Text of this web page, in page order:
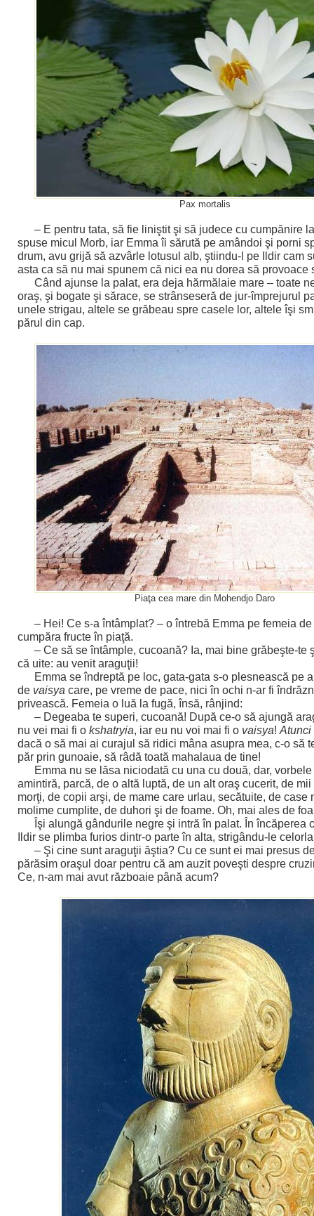
Pax mortalis
– E pentru tata, să fie liniştit şi să judece cu cumpănire
spuse micul Morb, iar Emma îi sărută pe amândoi şi porni
drum, avu grijă să azvârle lotusul alb, ştiindu-l pe Ildir cam
asta ca să nu mai spunem că nici ea nu dorea să provoace
Când ajunse la palat, era deja hărmălaie mare – toate
oraş, şi bogate şi sărace, se strânseseră de jur-împrejurul
unele strigau, altele se grăbeau spre casele lor, altele îşi
părul din cap.
Piaţa cea mare din Mohendjo Daro
– Hei! Ce s-a întâmplat? – o întrebă Emma pe femeia
cumpăra fructe în piaţă.
– Ce să se întâmple, cucoană? Ia, mai bine grăbeşte-te
că uite: au venit araguţii!
Emma se îndreptă pe loc, gata-gata s-o plesnească pe
de vaisya care, pe vreme de pace, nici în ochi n-ar fi
privească. Femeia o luă la fugă, însă, rânjind:
– Degeaba te superi, cucoană! După ce-o să ajungă
nu vei mai fi o kshatryia, iar eu nu voi mai fi o vaisya! Atunci
dacă o să mai ai curajul să ridici mâna asupra mea, c-o să
păr prin gunoaie, să râdă toată mahalaua de tine!
Emma nu se lăsa niciodată cu una cu două, dar,
amintiră, parcă, de o altă luptă, de un alt oraş cucerit, de
morţi, de copii arşi, de mame care urlau, secătuite, de case
molime cumplite, de duhori şi de foame. Oh, mai ales de
Îşi alungă gândurile negre şi intră în palat. În încăperea
Ildir se plimba furios dintr-o parte în alta, strigându-le
– Şi cine sunt araguţii ăştia? Cu ce sunt ei mai presus
părăsim oraşul doar pentru că am auzit poveşti despre
Ce, n-am mai avut războaie până acum?